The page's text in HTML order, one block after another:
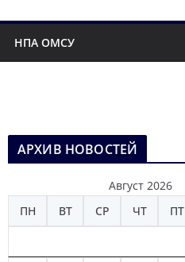
НПА ОМСУ
АРХИВ НОВОСТЕЙ
Август 2026
ПН
ВТ СР ЧТ ПТ